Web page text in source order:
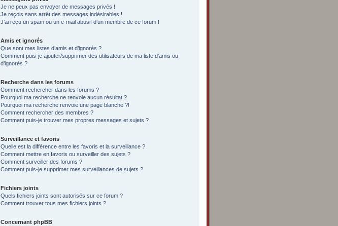
Je ne peux pas envoyer de messages privés !
Je reçois sans arrêt des messages indésirables !
J’ai reçu un spam ou un e-mail abusif d’un membre de ce forum !
Amis et ignorés
Que sont mes listes d’amis et d’ignorés ?
Comment puis-je ajouter/supprimer des utilisateurs de ma liste d’amis ou
d’ignorés ?
Recherche dans les forums
Comment rechercher dans les forums ?
Pourquoi ma recherche ne renvoie aucun résultat ?
Pourquoi ma recherche renvoie une page blanche ?!
Comment rechercher des membres ?
Comment puis-je trouver mes propres messages et sujets ?
Surveillance et favoris
Quelle est la différence entre les favoris et la surveillance ?
Comment mettre en favoris ou surveiller des sujets ?
Comment surveiller des forums ?
Comment puis-je supprimer mes surveillances de sujets ?
Fichiers joints
Quels fichiers joints sont autorisés sur ce forum ?
Comment trouver tous mes fichiers joints ?
Concernant phpBB